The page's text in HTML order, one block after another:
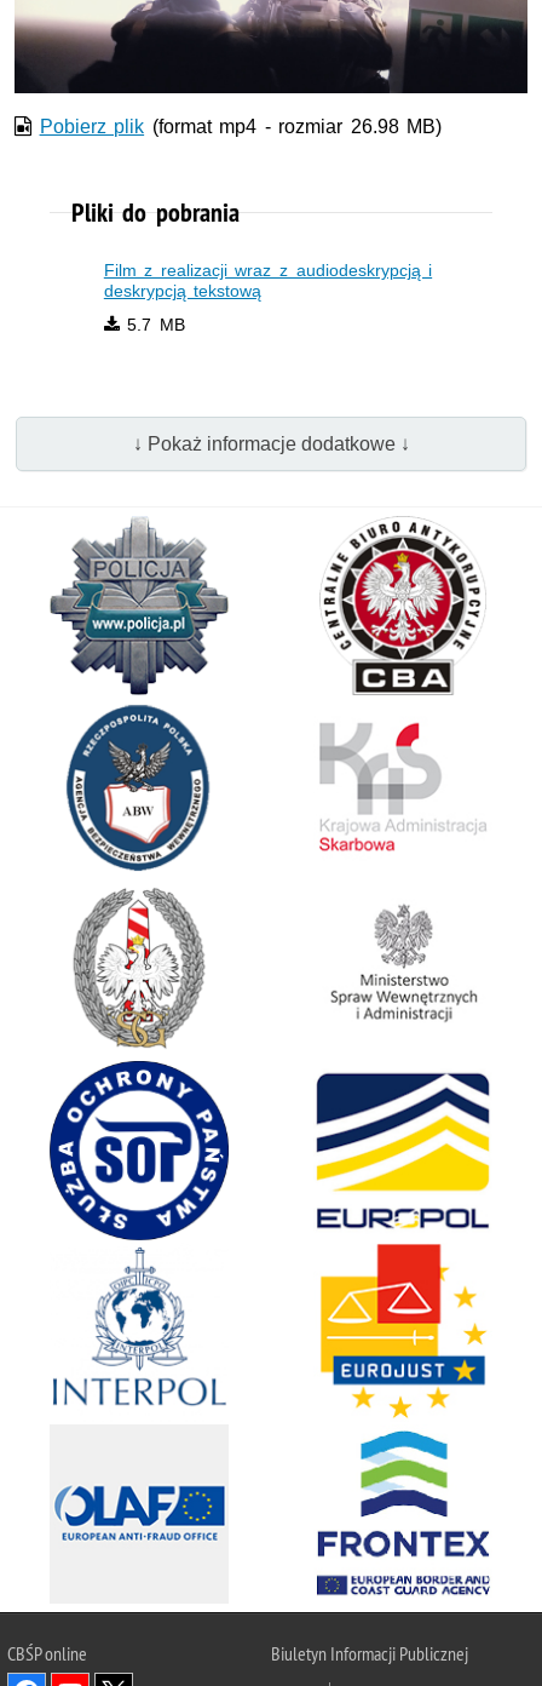
wideo
Pobierz plik (format mp4 - rozmiar 26.98 MB)
Pliki do pobrania
Film z realizacji wraz z audiodeskrypcją i
deskrypcją tekstową
5.7 MB
↓ Pokaż informacje dodatkowe ↓
CBŚPonline
Biuletyn Informacji Publicznej